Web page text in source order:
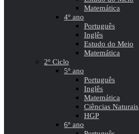
Matemática
4º ano
Português
Inglês
Estudo do Meio
Matemática
2º Ciclo
5º ano
Português
Inglês
Matemática
Ciências Naturais
HGP
6º ano